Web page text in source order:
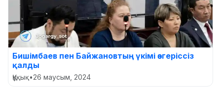
Бишімбаев пен Байжановтың үкімі өзгеріссіз
қалды
Құқық•26 маусым, 2024